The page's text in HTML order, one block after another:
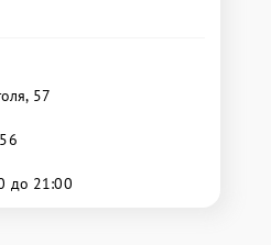
57
до 21:00